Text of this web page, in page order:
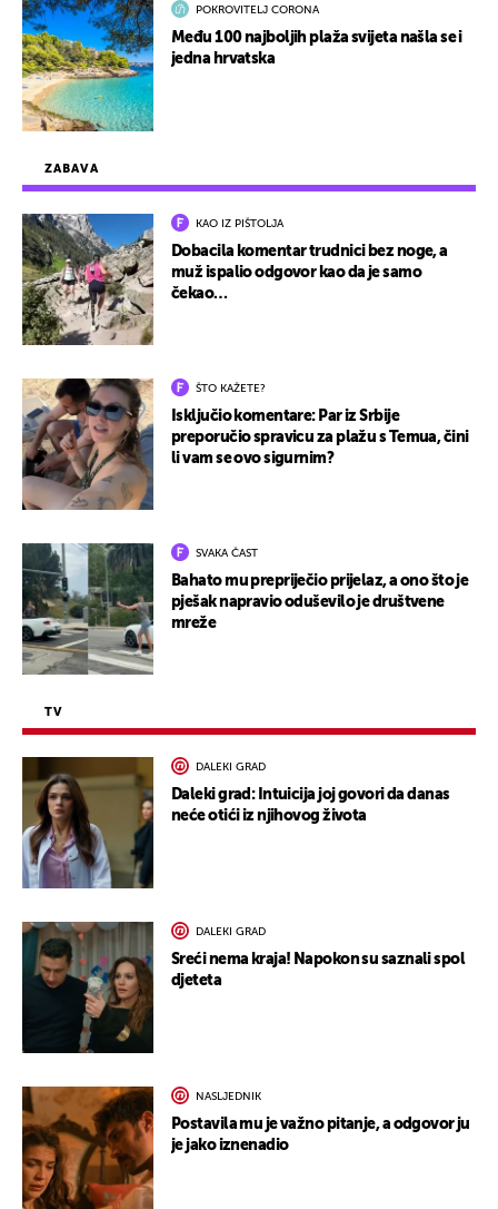
ZABAVA
KAO IZ PIŠTOLJA
Dobacila komentar trudnici bez noge, a
muž ispalio odgovor kao da je samo
čekao…
ŠTO KAŽETE?
Isključio komentare: Par iz Srbije
preporučio spravicu za plažu s Temua, čini
li vam se ovo sigurnim?
SVAKA ČAST
Bahato mu prepriječio prijelaz, a ono što je
pješak napravio oduševilo je društvene
mreže
TV
DALEKI GRAD
Daleki grad: Intuicija joj govori da danas
neće otići iz njihovog života
DALEKI GRAD
Sreći nema kraja! Napokon su saznali spol
djeteta
NASLJEDNIK
Postavila mu je važno pitanje, a odgovor ju
je jako iznenadio
POKROVITELJ CORONA
Među 100 najboljih plaža svijeta našla se i
jedna hrvatska